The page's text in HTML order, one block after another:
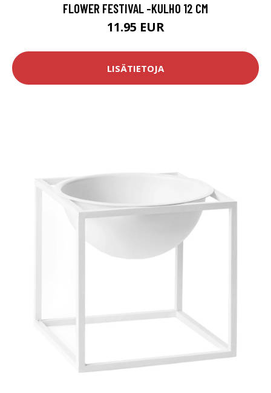
FLOWER FESTIVAL -KULHO 12 CM
11.95 EUR
LISÄTIETOJA